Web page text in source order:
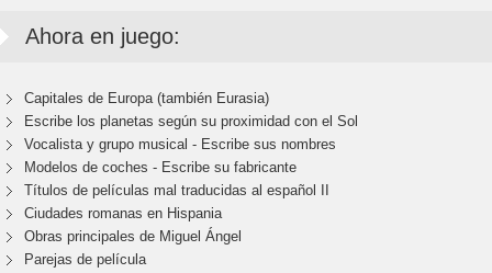
Ahora en juego:
Capitales de Europa (también Eurasia)
Escribe los planetas según su proximidad con el Sol
Vocalista y grupo musical - Escribe sus nombres
Modelos de coches - Escribe su fabricante
Títulos de películas mal traducidas al español II
Ciudades romanas en Hispania
Obras principales de Miguel Ángel
Parejas de película